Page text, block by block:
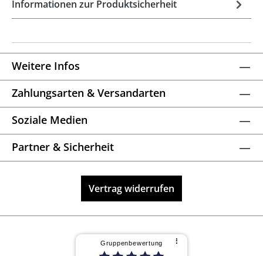
Informationen zur Produktsicherheit
Weitere Infos
Zahlungsarten & Versandarten
Soziale Medien
Partner & Sicherheit
Vertrag widerrufen